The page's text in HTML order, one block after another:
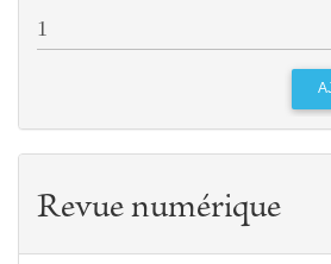
Revue numérique